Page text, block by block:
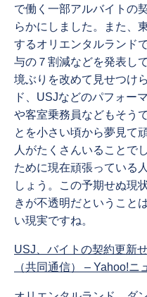
で働く一部アルバイトの
らかにしました。また、
するオリエンタルランド
与の７割減などを発表し
境ぶりを改めて見せつけ
ド、USJなどのパフォー
や客室乗務員などもそう
とを小さい頃から夢見て
人がたくさんいることで
ために現在頑張っている
しょう。この予期せぬ現
きが不透明だということ
い現実ですね。
USJ、バイトの契約更新
（共同通信） – Yahoo!ニ